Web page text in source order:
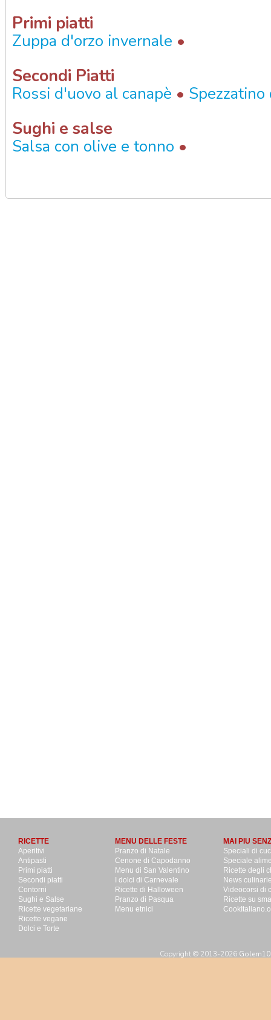
Primi piatti
Zuppa d'orzo invernale •
Secondi Piatti
Rossi d'uovo al canapè •
Sughi e salse
Salsa con olive e tonno •
RICETTE
Aperitivi
Antipasti
Primi piatti
Secondi piatti
Contorni
Sughi e Salse
Ricette vegetariane
Ricette vegane
Dolci e Torte
MENU DELLE FESTE
Pranzo di Natale
Cenone di Capodanno
Menu di San Valentino
I dolci di Carnevale
Ricette di Halloween
Pranzo di Pasqua
Menu etnici
MAI PIU
Speciali di
Speciale
Ricette degli
News
Videocorsi di
Ricette su
Copyright © 2013-2026